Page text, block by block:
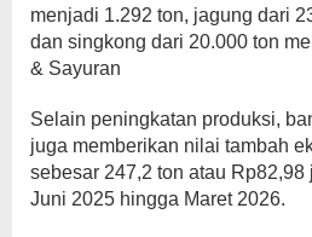
menjadi 1.292 ton, jagung dari
dan singkong dari 20.000 ton
& Sayuran
Selain peningkatan produksi,
juga memberikan nilai tambah
sebesar 247,2 ton atau
Juni 2025 hingga Maret 2026.